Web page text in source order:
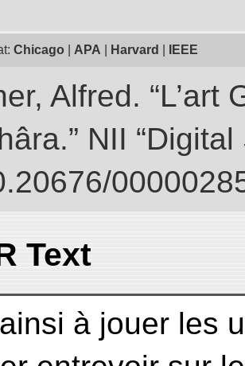
Chicago APA Harvard IEEE
Alfred.
NII
Text
à jouer les